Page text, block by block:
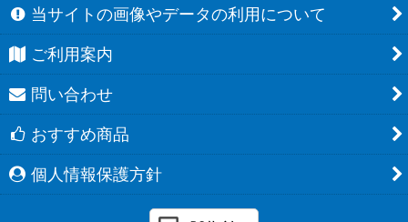
当サイトの画像やデータの利用について
ご利用案内
問い合わせ
おすすめ商品
個人情報保護方針